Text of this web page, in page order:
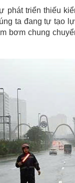
phát triển thiếu
ta đang tự tạo
bơm chung